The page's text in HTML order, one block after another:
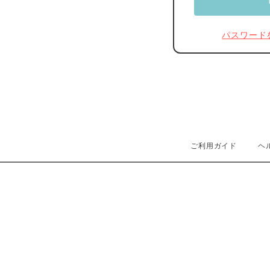
パスワード
ご利用ガイド ヘ